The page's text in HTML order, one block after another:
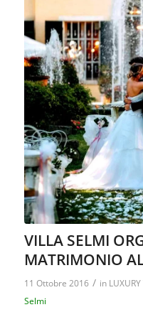
VILLA SELMI
MATRIMONIO
11 Ottobre 2016 / in
Selmi